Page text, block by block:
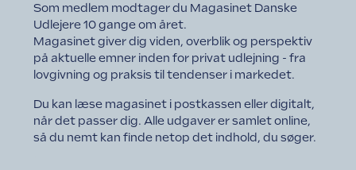
Som medlem modtager du Magasinet Danske
Udlejere 10 gange om året.
Magasinet giver dig viden, overblik og perspektiv
på aktuelle emner inden for privat udlejning - fra
lovgivning og praksis til tendenser i markedet.
Du kan læse magasinet i postkassen eller digitalt,
når det passer dig. Alle udgaver er samlet online,
så du nemt kan finde netop det indhold, du søger.